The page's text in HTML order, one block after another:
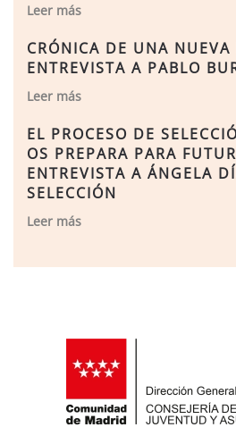
Leer más
CRÓNICA DE UNA NUEVA
ENTREVISTA A PABLO
Leer más
EL PROCESO DE
OS PREPARA PARA
ENTREVISTA A ÁNGELA
SELECCIÓN
Leer más